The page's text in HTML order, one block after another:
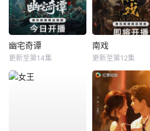
幽宅奇谭
更新至第14集
南戏
更新至第12集